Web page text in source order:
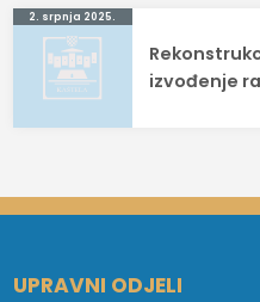
2. srpnja 2025.
izvođenje
UPRAVNI ODJELI